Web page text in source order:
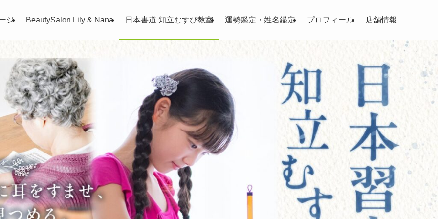
ジ BeautySalon Lily & Nana 日本書道 知立むすび教室 運勢鑑定・姓名鑑定 プロフィール 店舗情報